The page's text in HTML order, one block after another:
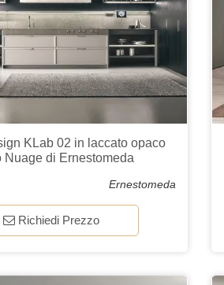
KLab 02 in laccato opaco
Nuage di Ernestomeda
Ernestomeda
Richiedi Prezzo